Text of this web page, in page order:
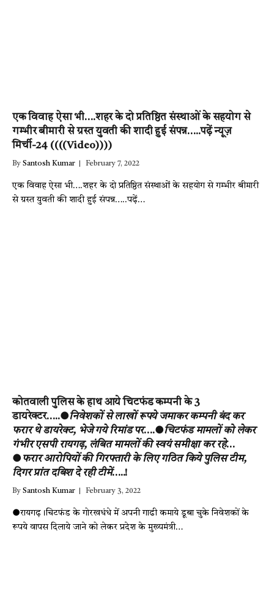
एक विवाह ऐसा भी….शहर के दो प्रतिष्ठित संस्थाओं के सहयोग से
गम्भीर बीमारी से ग्रस्त युवती की शादी हुई संपन्न…..पढ़ें न्यूज़
मिर्ची-24 ((((Video))))
By Santosh Kumar February 7, 2022
एक विवाह ऐसा भी….शहर के दो प्रतिष्ठित संस्थाओं के सहयोग से गम्भीर बीमारी
से ग्रस्त युवती की शादी हुई संपन्न…..पढ़ें…
कोतवाली पुलिस के हाथ आये चिटफंड कम्पनी के 3
डायरेक्टर…..●निवेशकों से लाखों रूपये जमाकर कम्पनी बंद कर
फरार थे डायरेक्ट, भेजे गये रिमांड पर….●चिटफंड मामलों को लेकर
गंभीर एसपी रायगढ़, लंबित मामलों की स्वयं समीक्षा कर रहे…
● फरार आरोपियों की गिरफ्तारी के लिए गठित किये पुलिस टीम,
दिगर प्रांत दबिश दे रही टीमें…..!
By Santosh Kumar February 3, 2022
●रायगढ़।चिटफंड के गोरखधंधे में अपनी गाढी कमाये डूबा चुके निवेशकों के
रूपये वापस दिलाये जाने को लेकर प्रदेश के मुख्यमंत्री…